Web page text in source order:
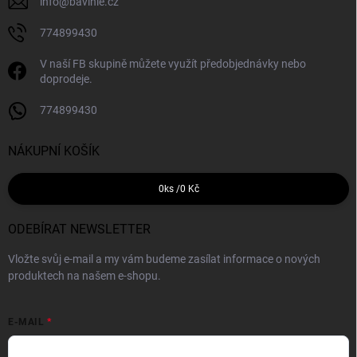
774899430
V naší FB skupině můžete využít předobjednávky nebo
doprodeje.
774899430
NÁKUPNÍ KOŠÍK
0 ks /0 Kč
ODEBÍRAT NEWSLETTER
Vložte svůj e-mail a my vám budeme zasílat informace o nových
produktech na našem e-shopu.
E-MAIL